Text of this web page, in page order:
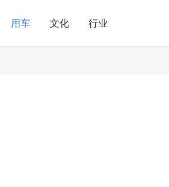
用车 文化 行业